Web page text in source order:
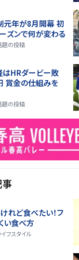
元年が8月開幕 初
ズンで何が変わる
題の投稿
はHRダービー敗
賞金の仕組みを
題の投稿
事
れど食べたい！フ
い食べ方
イフスタイル